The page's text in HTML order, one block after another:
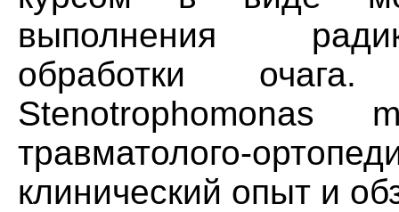
выполнения
обработки
Stenotrophomonas
травматолого-
клинический опыт и